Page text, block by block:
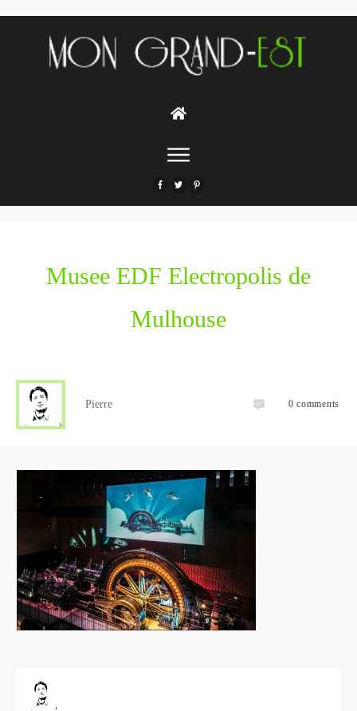
Musee EDF Electropolis de
Mulhouse
Pierre 0 comments